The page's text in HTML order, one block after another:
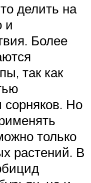
делить на
и
Более
так как
Но
только
растений. В